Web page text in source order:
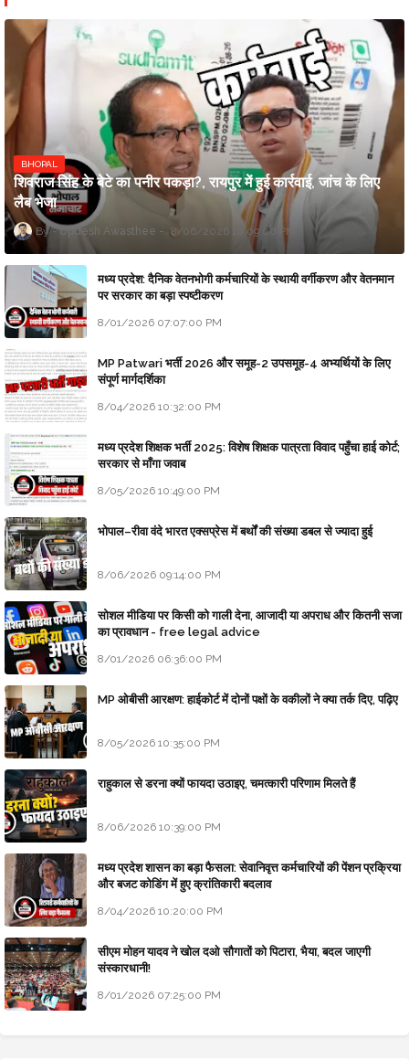
BHOPAL
शिवराज सिंह के बेटे का पनीर पकड़ा?, रायपुर में हुई कार्रवाई, जांच के लिए
लैब भेजा
Updesh Awasthee 8/06/2026 10:09:00 PM
मध्य प्रदेश: दैनिक वेतनभोगी कर्मचारियों के स्थायी वर्गीकरण और वेतनमान
पर सरकार का बड़ा स्पष्टीकरण
8/01/2026 07:07:00 PM
MP Patwari भर्ती 2026 और समूह-2 उपसमूह-4 अभ्यर्थियों के लिए
संपूर्ण मार्गदर्शिका
8/04/2026 10:32:00 PM
मध्य प्रदेश शिक्षक भर्ती 2025: विशेष शिक्षक पात्रता विवाद पहुँचा हाई कोर्ट;
सरकार से माँगा जवाब
8/05/2026 10:49:00 PM
भोपाल–रीवा वंदे भारत एक्सप्रेस में बर्थों की संख्या डबल से ज्यादा हुई
8/06/2026 09:14:00 PM
सोशल मीडिया पर किसी को गाली देना, आजादी या अपराध और कितनी सजा
का प्रावधान - free legal advice
8/01/2026 06:36:00 PM
MP ओबीसी आरक्षण: हाईकोर्ट में दोनों पक्षों के वकीलों ने क्या तर्क दिए, पढ़िए
8/05/2026 10:35:00 PM
राहुकाल से डरना क्यों फायदा उठाइए, चमत्कारी परिणाम मिलते हैं
8/06/2026 10:39:00 PM
मध्य प्रदेश शासन का बड़ा फैसला: सेवानिवृत्त कर्मचारियों की पेंशन प्रक्रिया
और बजट कोडिंग में हुए क्रांतिकारी बदलाव
8/04/2026 10:20:00 PM
सीएम मोहन यादव ने खोल दओ सौगातों को पिटारा, भैया, बदल जाएगी
संस्कारधानी!
8/01/2026 07:25:00 PM